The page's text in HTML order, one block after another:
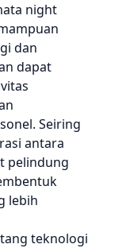
night
dan
dapat
Seiring
antara
pelindung
lebih
teknologi